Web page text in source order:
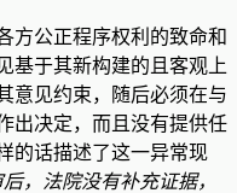
方公正程序权利的致命和
基于其新构建的且客观上
意见约束，随后必须在与
出决定，而且没有提供任
的话描述了这一异常现
，法院没有补充证据，